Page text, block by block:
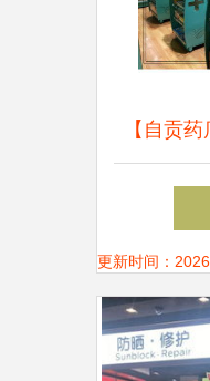
【自贡
柜,自
更新时间：